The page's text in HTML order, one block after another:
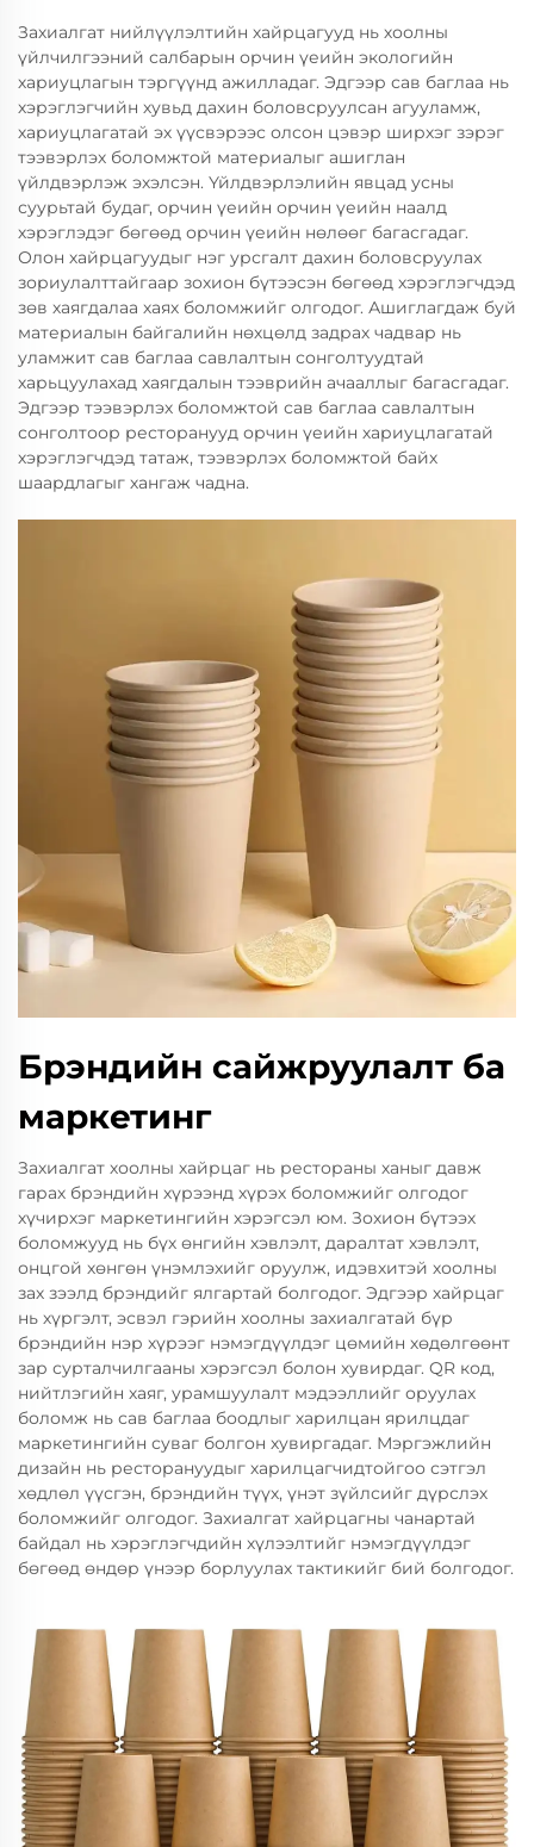
Захиалгат нийлүүлэлтийн хайрцагууд нь хоолны
үйлчилгээний салбарын орчин үеийн экологийн
хариуцлагын тэргүүнд ажилладаг. Эдгээр сав баглаа нь
хэрэглэгчийн хувьд дахин боловсруулсан агууламж,
хариуцлагатай эх үүсвэрээс олсон цэвэр ширхэг зэрэг
тээвэрлэх боломжтой материалыг ашиглан
үйлдвэрлэж эхэлсэн. Үйлдвэрлэлийн явцад усны
суурьтай будаг, орчин үеийн орчин үеийн наалд
хэрэглэдэг бөгөөд орчин үеийн нөлөөг багасгадаг.
Олон хайрцагуудыг нэг урсгалт дахин боловсруулах
зориулалттайгаар зохион бүтээсэн бөгөөд хэрэглэгчдэд
зөв хаягдалаа хаях боломжийг олгодог. Ашиглагдаж буй
материалын байгалийн нөхцөлд задрах чадвар нь
уламжит сав баглаа савлалтын сонголтуудтай
харьцуулахад хаягдалын тээврийн ачааллыг багасгадаг.
Эдгээр тээвэрлэх боломжтой сав баглаа савлалтын
сонголтоор ресторанууд орчин үеийн хариуцлагатай
хэрэглэгчдэд татаж, тээвэрлэх боломжтой байх
шаардлагыг хангаж чадна.
Брэндийн сайжруулалт ба
маркетинг
Захиалгат хоолны хайрцаг нь рестораны ханыг давж
гарах брэндийн хүрээнд хүрэх боломжийг олгодог
хүчирхэг маркетингийн хэрэгсэл юм. Зохион бүтээх
боломжууд нь бүх өнгийн хэвлэлт, даралтат хэвлэлт,
онцгой хөнгөн үнэмлэхийг оруулж, идэвхитэй хоолны
зах зээлд брэндийг ялгартай болгодог. Эдгээр хайрцаг
нь хүргэлт, эсвэл гэрийн хоолны захиалгатай бүр
брэндийн нэр хүрээг нэмэгдүүлдэг цөмийн хөдөлгөөнт
зар сурталчилгааны хэрэгсэл болон хувирдаг. QR код,
нийтлэгийн хаяг, урамшуулалт мэдээллийг оруулах
боломж нь сав баглаа боодлыг харилцан ярилцдаг
маркетингийн суваг болгон хувиргадаг. Мэргэжлийн
дизайн нь ресторануудыг харилцагчидтойгоо сэтгэл
хөдлөл үүсгэн, брэндийн түүх, үнэт зүйлсийг дүрслэх
боломжийг олгодог. Захиалгат хайрцагны чанартай
байдал нь хэрэглэгчдийн хүлээлтийг нэмэгдүүлдэг
бөгөөд өндөр үнээр борлуулах тактикийг бий болгодог.